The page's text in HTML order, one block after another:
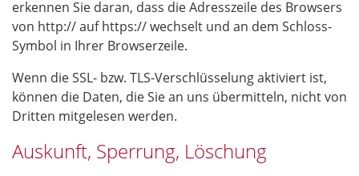
erkennen Sie daran, dass die Adresszeile des Browsers
von http:// auf https:// wechselt und an dem Schloss-
Symbol in Ihrer Browserzeile.
Wenn die SSL- bzw. TLS-Verschlüsselung aktiviert ist,
können die Daten, die Sie an uns übermitteln, nicht von
Dritten mitgelesen werden.
Auskunft, Sperrung, Löschung